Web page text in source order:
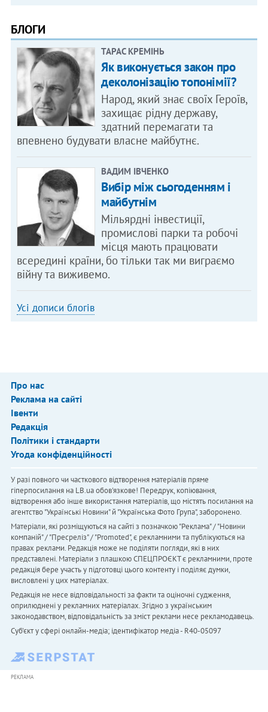
БЛОГИ
ТАРАС КРЕМІНЬ
Як виконується закон про
деколонізацію топонімії?
Народ, який знає своїх Героїв,
захищає рідну державу,
здатний перемагати та
впевнено будувати власне майбутнє.
ВАДИМ ІВЧЕНКО
Вибір між сьогоденням і
майбутнім
Мільярдні інвестиції,
промислові парки та робочі
місця мають працювати
всередині країни, бо тільки так ми виграємо
війну та виживемо.
Усі дописи блогів
Про нас
Реклама на сайті
Івенти
Редакція
Політики і стандарти
Угода конфіденційності
У разі повного чи часткового відтворення матеріалів пряме
гіперпосилання на LB.ua обов'язкове! Передрук, копіювання,
відтворення або інше використання матеріалів, що містять посилання на
агентство "Українськi Новини" й "Українська Фото Група", заборонено.
Матеріали, які розміщуються на сайті з позначкою "Реклама" / "Новини
компаній" / "Пресреліз" / "Promoted", є рекламними та публікуються на
правах реклами. Редакція може не поділяти погляди, які в них
представлені. Матеріали з плашкою СПЕЦПРОЄКТ є рекламними, проте
редакція бере участь у підготовці цього контенту і поділяє думки,
висловлені у цих матеріалах.
Редакція не несе відповідальності за факти та оціночні судження,
оприлюднені у рекламних матеріалах. Згідно з українським
законодавством, відповідальність за зміст реклами несе рекламодавець.
Cуб'єкт у сфері онлайн-медіа; ідентифікатор медіа - R40-05097
РЕКЛАМА